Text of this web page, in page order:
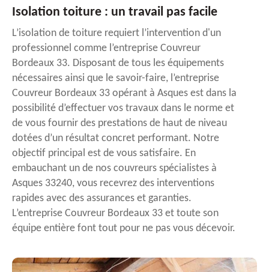
Isolation toiture : un travail pas facile
L’isolation de toiture requiert l’intervention d'un
professionnel comme l’entreprise Couvreur
Bordeaux 33. Disposant de tous les équipements
nécessaires ainsi que le savoir-faire, l’entreprise
Couvreur Bordeaux 33 opérant à Asques est dans la
possibilité d’effectuer vos travaux dans le norme et
de vous fournir des prestations de haut de niveau
dotées d’un résultat concret performant. Notre
objectif principal est de vous satisfaire. En
embauchant un de nos couvreurs spécialistes à
Asques 33240, vous recevrez des interventions
rapides avec des assurances et garanties.
L’entreprise Couvreur Bordeaux 33 et toute son
équipe entière font tout pour ne pas vous décevoir.